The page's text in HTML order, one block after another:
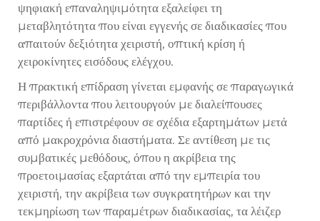
ψηφιακή επαναληψιμότητα εξαλείφει τη
μεταβλητότητα που είναι εγγενής σε διαδικασίες που
απαιτούν δεξιότητα χειριστή, οπτική κρίση ή
χειροκίνητες εισόδους ελέγχου.
Η πρακτική επίδραση γίνεται εμφανής σε παραγωγικά
περιβάλλοντα που λειτουργούν με διαλείπουσες
παρτίδες ή επιστρέφουν σε σχέδια εξαρτημάτων μετά
από μακροχρόνια διαστήματα. Σε αντίθεση με τις
συμβατικές μεθόδους, όπου η ακρίβεια της
προετοιμασίας εξαρτάται από την εμπειρία του
χειριστή, την ακρίβεια των συγκρατητήρων και την
τεκμηρίωση των παραμέτρων διαδικασίας, τα λέιζερ